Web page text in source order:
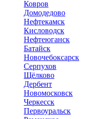
Ковров
Домодедово
Нефтекамск
Кисловодск
Нефтеюганск
Батайск
Новочебоксарск
Серпухов
Щёлково
Дербент
Новомосковск
Черкесск
Первоуральск